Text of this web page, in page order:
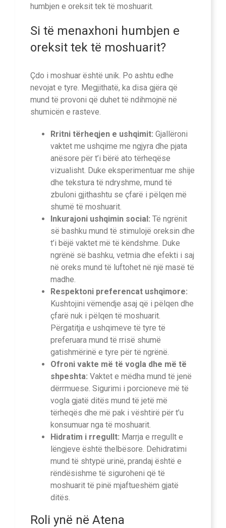
humbjen e oreksit tek të moshuarit.
Si të menaxhoni humbjen e
oreksit tek të moshuarit?
Çdo i moshuar është unik. Po ashtu edhe
nevojat e tyre. Megjithatë, ka disa gjëra që
mund të provoni që duhet të ndihmojnë në
shumicën e rasteve.
Rritni tërheqjen e ushqimit: Gjallëroni
vaktet me ushqime me ngjyra dhe pjata
anësore për t’i bërë ato tërheqëse
vizualisht. Duke eksperimentuar me shije
dhe tekstura të ndryshme, mund të
zbuloni gjithashtu se çfarë i pëlqen më
shumë të moshuarit.
Inkurajoni ushqimin social: Të ngrënit
së bashku mund të stimulojë oreksin dhe
t’i bëjë vaktet më të këndshme. Duke
ngrënë së bashku, vetmia dhe efekti i saj
në oreks mund të luftohet në një masë të
madhe.
Respektoni preferencat ushqimore:
Kushtojini vëmendje asaj që i pëlqen dhe
çfarë nuk i pëlqen të moshuarit.
Përgatitja e ushqimeve të tyre të
preferuara mund të rrisë shumë
gatishmërinë e tyre për të ngrënë.
Ofroni vakte më të vogla dhe më të
shpeshta: Vaktet e mëdha mund të jenë
dërrmuese. Sigurimi i porcioneve më të
vogla gjatë ditës mund të jetë më
tërheqës dhe më pak i vështirë për t’u
konsumuar nga të moshuarit.
Hidratim i rregullt: Marrja e rregullt e
lëngjeve është thelbësore. Dehidratimi
mund të shtypë urinë, prandaj është e
rëndësishme të siguroheni që të
moshuarit të pinë mjaftueshëm gjatë
ditës.
Roli ynë në Atena